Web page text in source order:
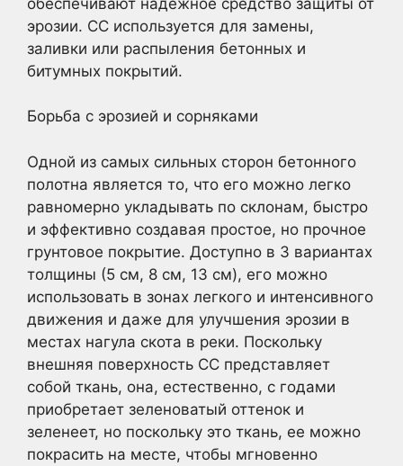
эрозии. CC используется для замены,
заливки или распыления бетонных и
битумных покрытий.
Борьба с эрозией и сорняками
Одной из самых сильных сторон бетонного
полотна является то, что его можно легко
равномерно укладывать по склонам, быстро
и эффективно создавая простое, но прочное
грунтовое покрытие. Доступно в 3 вариантах
толщины (5 см, 8 см, 13 см), его можно
использовать в зонах легкого и интенсивного
движения и даже для улучшения эрозии в
местах нагула скота в реки. Поскольку
внешняя поверхность CC представляет
собой ткань, она, естественно, с годами
приобретает зеленоватый оттенок и
зеленеет, но поскольку это ткань, ее можно
покрасить на месте, чтобы мгновенно